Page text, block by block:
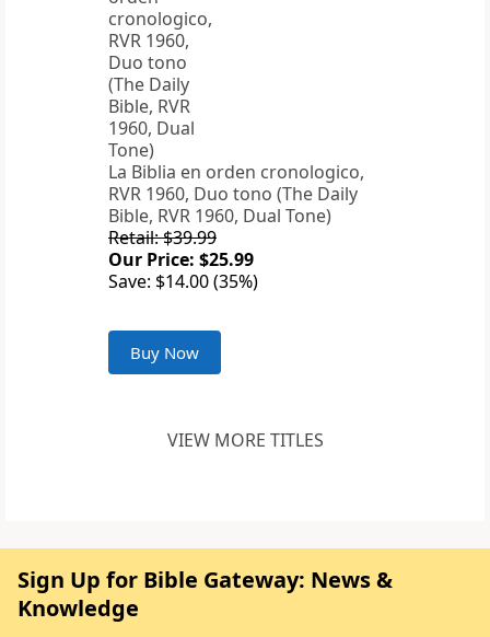
La Biblia en orden cronologico,
RVR 1960, Duo tono (The Daily
Bible, RVR 1960, Dual Tone)
Retail: $39.99
Our Price: $25.99
Save: $14.00 (35%)
Buy Now
VIEW MORE TITLES
Sign Up for Bible Gateway: News &
Knowledge